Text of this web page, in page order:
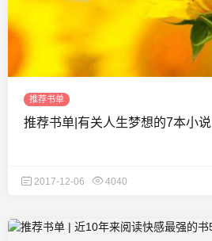
推荐书单
推荐书单|有关人生梦想的7本小说
2017-12-06 4040